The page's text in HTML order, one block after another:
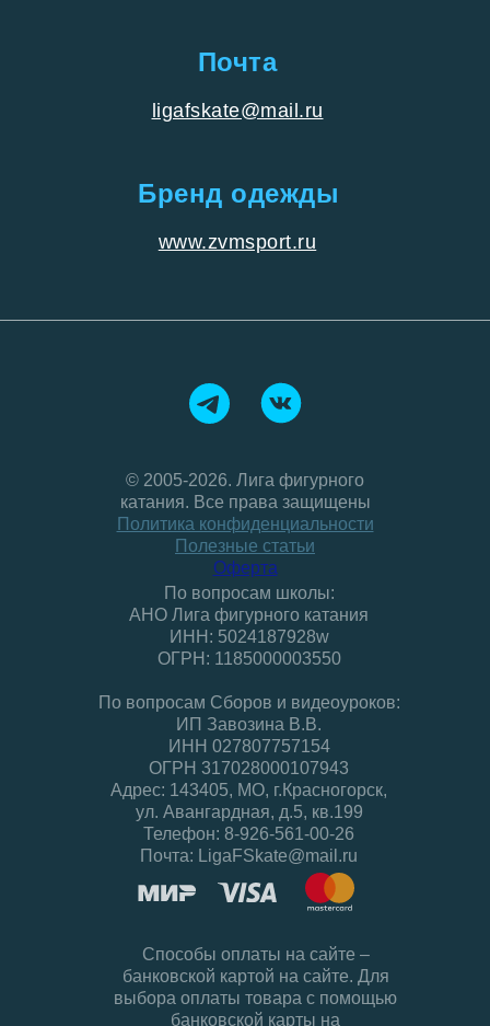
ligafskate@mail.ru
Почта
www.zvmsport.ru
Бренд одежды
Способы оплаты на сайте –
банковской картой на сайте. Для
выбора оплаты товара с помощью
банковской карты на
По вопросам школы:
АНО Лига фигурного катания
ИНН: 5024187928w
ОГРН: 1185000003550
По вопросам Сборов и видеоуроков:
ИП Завозина В.В.
ИНН 027807757154
ОГРН 317028000107943
Адрес: 143405, МО, г.Красногорск,
ул. Авангардная, д.5, кв.199
Телефон: 8-926-561-00-26
Почта: LigaFSkate@mail.ru
© 2005-2026. Лига фигурного
катания. Все права защищены
Политика конфиденциальности
Полезные статьи
Оферта